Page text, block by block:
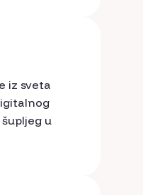
iz sveta
u